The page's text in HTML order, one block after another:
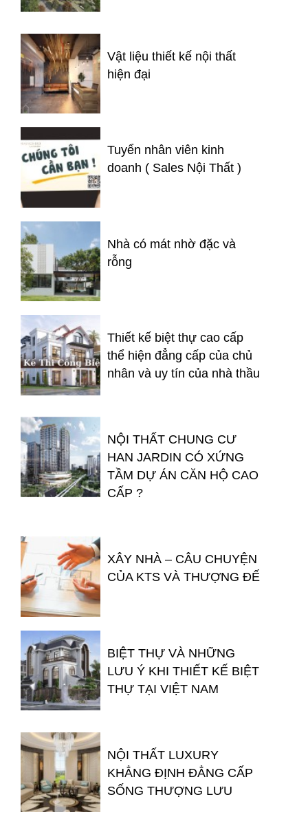
Vật liệu thiết kế nội thất
hiện đại
Tuyển nhân viên kinh
doanh ( Sales Nội Thất )
Nhà có mát nhờ đặc và
rỗng
Thiết kế biệt thự cao cấp
thể hiện đẳng cấp của chủ
nhân và uy tín của nhà thầu
NỘI THẤT CHUNG CƯ
HAN JARDIN CÓ XỨNG
TẦM DỰ ÁN CĂN HỘ CAO
CẤP ?
XÂY NHÀ – CÂU CHUYỆN
CỦA KTS VÀ THƯỢNG ĐẾ
BIỆT THỰ VÀ NHỮNG
LƯU Ý KHI THIẾT KẾ BIỆT
THỰ TẠI VIỆT NAM
NỘI THẤT LUXURY
KHẲNG ĐỊNH ĐẲNG CẤP
SỐNG THƯỢNG LƯU